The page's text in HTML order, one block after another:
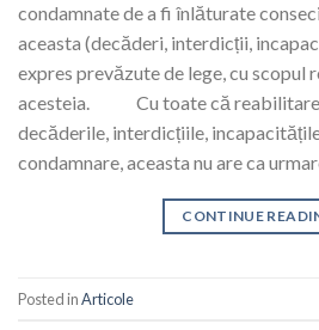
condamnate de a fi înlăturate
aceasta (decăderi, interdicții,
expres prevăzute de lege, cu scopul
acesteia. Cu toate că
decăderile, interdicțiile,
condamnare, aceasta nu are ca
CONTINUE
Posted inArticole